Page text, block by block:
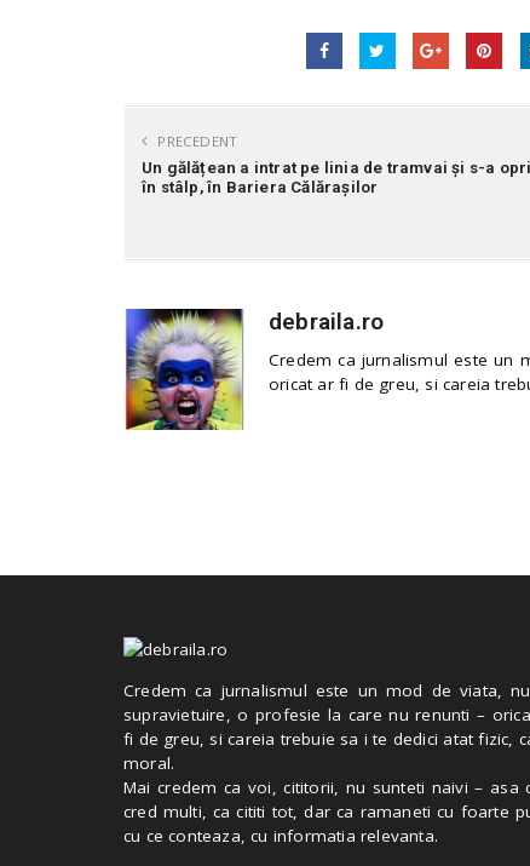
PRECEDENT
Un gălățean a intrat pe linia de tramvai și s-a
în stâlp, în Bariera Călărașilor
debraila.ro
Credem ca jurnalismul este un
oricat ar fi de greu, si careia
Credem ca jurnalismul este un mod de viata,
supravietuire, o profesie la care nu renunti –
fi de greu, si careia trebuie sa i te dedici atat fizic,
moral.
Mai credem ca voi, cititorii, nu sunteti naivi – asa
cred multi, ca cititi tot, dar ca ramaneti cu foarte
cu ce conteaza, cu informatia relevanta.